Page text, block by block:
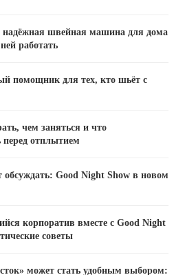
надёжная швейная машина для дома
работать
помощник для тех, кто шьёт с
чем заняться и что
перед отплытием
обсуждать: Good Night Show в новом
корпоратив вместе с Good Night
советы
может стать удобным выбором: